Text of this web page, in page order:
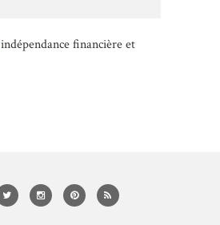
indépendance financière et